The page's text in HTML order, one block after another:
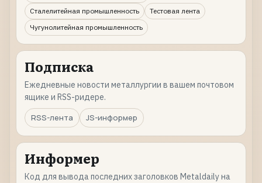
Сталелитейная промышленность
Тестовая лента
Чугунолитейная промышленность
Подписка
Ежедневные новости металлургии в вашем почтовом
ящике и RSS-ридере.
RSS-лента
JS-информер
Информер
Код для вывода последних заголовков Metaldaily на